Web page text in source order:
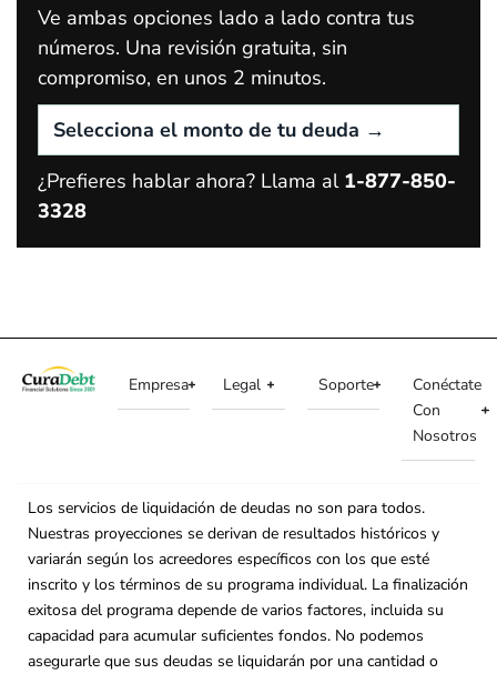
Ve ambas opciones lado a lado contra tus
números. Una revisión gratuita, sin
compromiso, en unos 2 minutos.
¿Prefieres hablar ahora? Llama al 1-877-850-
3328
Empresa Legal Soporte
Conéctate
Con
Nosotros
Los servicios de liquidación de deudas no son para todos.
Nuestras proyecciones se derivan de resultados históricos y
variarán según los acreedores específicos con los que esté
inscrito y los términos de su programa individual. La finalización
exitosa del programa depende de varios factores, incluida su
capacidad para acumular suficientes fondos. No podemos
asegurarle que sus deudas se liquidarán por una cantidad o